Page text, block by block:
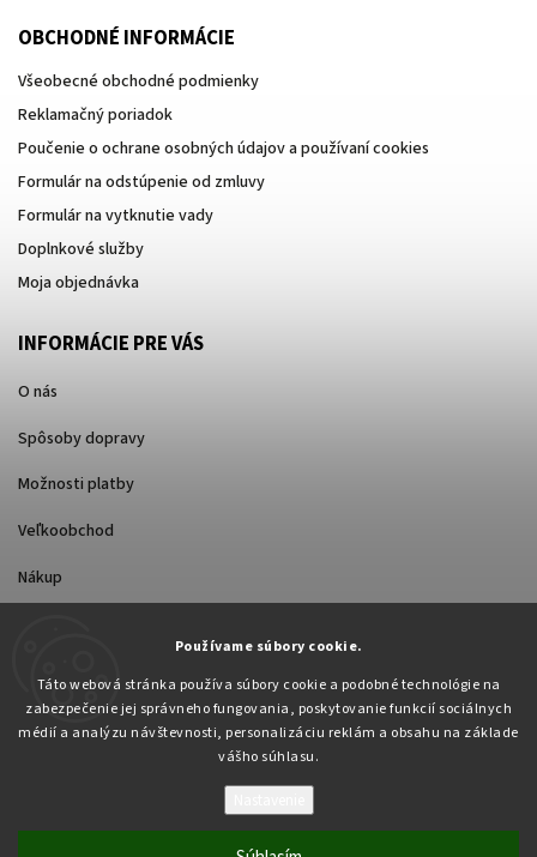
Používame súbory cookie.
Táto webová stránka používa súbory cookie a podobné technológie na
zabezpečenie jej správneho fungovania, poskytovanie funkcií sociálnych
médií a analýzu návštevnosti, personalizáciu reklám a obsahu na základe
vášho súhlasu.
OBCHODNÉ INFORMÁCIE
Všeobecné obchodné podmienky
Reklamačný poriadok
Poučenie o ochrane osobných údajov a používaní cookies
Formulár na odstúpenie od zmluvy
Formulár na vytknutie vady
Doplnkové služby
Moja objednávka
INFORMÁCIE PRE VÁS
O nás
Spôsoby dopravy
Možnosti platby
Veľkoobchod
Nákup
Copyright 2026Pabex.sk. Všetky práva vyhradené.
Upraviť nastavenie cookies